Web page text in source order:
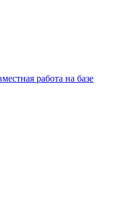
работа на базе